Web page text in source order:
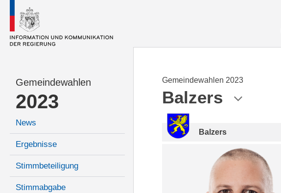
Gemeindewahlen
2023
News
Ergebnisse
Stimmbeteiligung
Stimmabgabe
Gemeindewahlen 2023
Balzers
Balzers